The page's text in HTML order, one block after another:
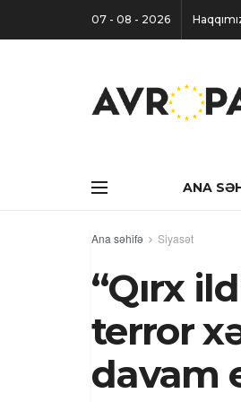
07 - 08 - 2026
ANA
Ana səhifə Siyasət
“Qırx
terror
davam